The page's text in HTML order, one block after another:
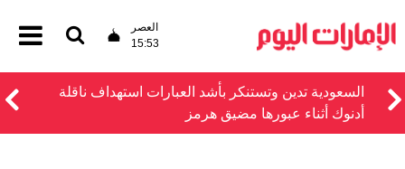
العصر
15:53
السعودية تدين وتستنكر بأشد العبارات استهداف ناقلة
أدنوك أثناء عبورها مضيق هرمز